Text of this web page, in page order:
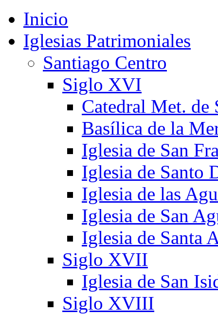
Inicio
Iglesias Patrimoniales
Santiago Centro
Siglo XVI
Catedral Met. de
Basílica de la
Iglesia de San
Iglesia de Santo
Iglesia de las
Iglesia de San
Iglesia de Santa
Siglo XVII
Iglesia de San
Siglo XVIII